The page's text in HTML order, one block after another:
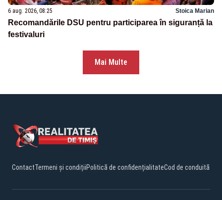
6 aug. 2026, 08:25 Stoica Marian
Recomandările DSU pentru participarea în siguranță la
festivaluri
Mai Multe
ContactTermeni și condițiiPolitică de confidențialitateCod de conduită